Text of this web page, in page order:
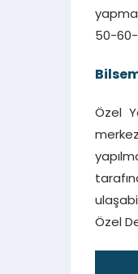
50-60-
Özel
Özel